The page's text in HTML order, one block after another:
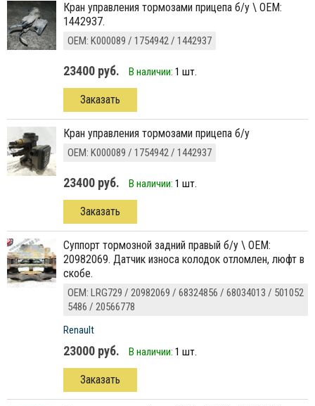
кран управления тормозами прицепа б/у \ ОЕМ:
1442937.
ОЕМ: K000089 / 1754942 / 1442937
23400 руб. В наличии: 1 шт.
Заказать
кран управления тормозами прицепа б/у
ОЕМ: K000089 / 1754942 / 1442937
23400 руб. В наличии: 1 шт.
Заказать
суппорт тормозной задний правый б/у \ ОЕМ:
20982069. Датчик износа колодок отломлен, люфт в
скобе.
ОЕМ: LRG729 / 20982069 / 68324856 / 68034013 / 501052
5486 / 20566778
Renault
23000 руб. В наличии: 1 шт.
Заказать